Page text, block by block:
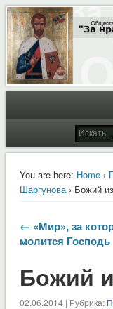
Moral.Ru
Общественный Комитет
You are here: Home›
Шаргунова› Божий
← «Мир», за
молится Господь
Божий
02.06.2014 | Рубрика: